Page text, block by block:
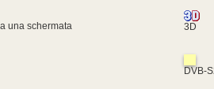
una schermata 3D
DVB-